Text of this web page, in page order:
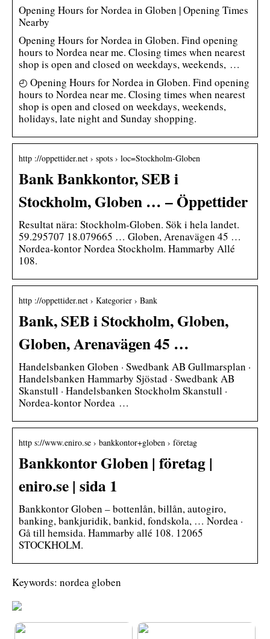
Opening Hours for Nordea in Globen | Opening Times
Nearby
Opening Hours for Nordea in Globen. Find opening
hours to Nordea near me. Closing times when nearest
shop is open and closed on weekdays, weekends, …
◴ Opening Hours for Nordea in Globen. Find opening
hours to Nordea near me. Closing times when nearest
shop is open and closed on weekdays, weekends,
holidays, late night and Sunday shopping.
http ://oppettider.net › spots › loc=Stockholm-Globen
Bank Bankkontor, SEB i
Stockholm, Globen … – Öppettider
Resultat nära: Stockholm-Globen. Sök i hela landet.
59.295707 18.079665 … Globen, Arenavägen 45 …
Nordea-kontor Nordea Stockholm. Hammarby Allé
108.
http ://oppettider.net › Kategorier › Bank
Bank, SEB i Stockholm, Globen,
Globen, Arenavägen 45 …
Handelsbanken Globen · Swedbank AB Gullmarsplan ·
Handelsbanken Hammarby Sjöstad · Swedbank AB
Skanstull · Handelsbanken Stockholm Skanstull ·
Nordea-kontor Nordea …
http s://www.eniro.se › bankkontor+globen › företag
Bankkontor Globen | företag |
eniro.se | sida 1
Bankkontor Globen – bottenlån, billån, autogiro,
banking, bankjuridik, bankid, fondskola, … Nordea ·
Gå till hemsida. Hammarby allé 108. 12065
STOCKHOLM.
Keywords: nordea globen